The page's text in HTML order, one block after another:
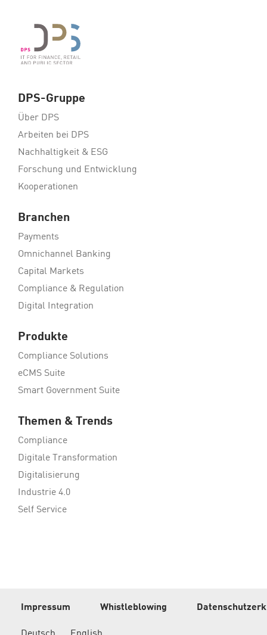
DPS-Gruppe
Über DPS
Arbeiten bei DPS
Nachhaltigkeit & ESG
Forschung und Entwicklung
Kooperationen
Branchen
Payments
Omnichannel Banking
Capital Markets
Compliance & Regulation
Digital Integration
Produkte
Compliance Solutions
eCMS Suite
Smart Government Suite
Themen & Trends
Compliance
Digitale Transformation
Digitalisierung
Industrie 4.0
Self Service
Impressum Whistleblowing